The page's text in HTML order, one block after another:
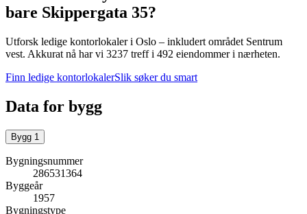
bare Skippergata 35?
Utforsk ledige kontorlokaler i Oslo – inkludert området Sentrum
vest. Akkurat nå har vi 3237 treff i 492 eiendommer i nærheten.
Finn ledige kontorlokalerSlik søker du smart
Data for bygg
Bygg 1
Bygningsnummer
286531364
Byggeår
1957
Bygningstype